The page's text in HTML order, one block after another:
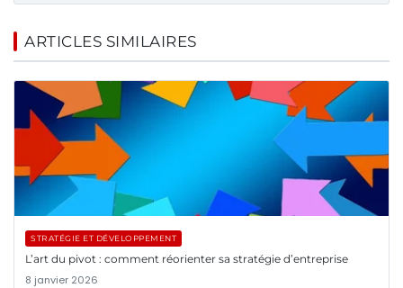
ARTICLES SIMILAIRES
STRATÉGIE ET DÉVELOPPEMENT
L’art du pivot : comment réorienter sa stratégie d’entreprise
8 janvier 2026